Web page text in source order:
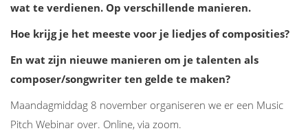
wat te verdienen. Op verschillende manieren.
Hoe krijg je het meeste voor je liedjes of composities?
En wat zijn nieuwe manieren om je talenten als
composer/songwriter ten gelde te maken?
Maandagmiddag 8 november organiseren we er een Music
Pitch Webinar over. Online, via zoom.